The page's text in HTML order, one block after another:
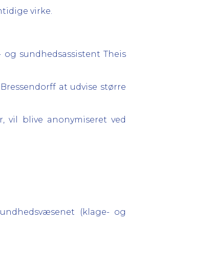
virke.
sundhedsassistent Theis
at udvise større
vil blive anonymiseret ved
(klage- og